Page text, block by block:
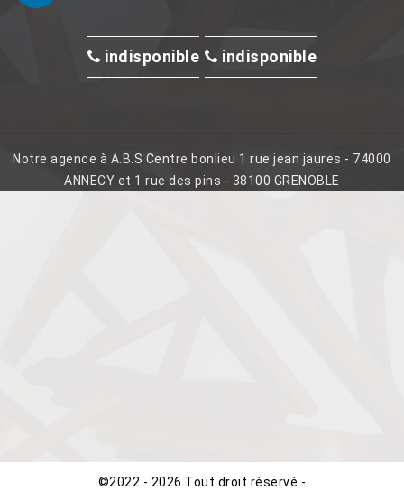
indisponible indisponible
Notre agence à A.B.S Centre bonlieu 1 rue jean jaures - 74000
ANNECY et 1 rue des pins - 38100 GRENOBLE
©2022 - 2026 Tout droit réservé -